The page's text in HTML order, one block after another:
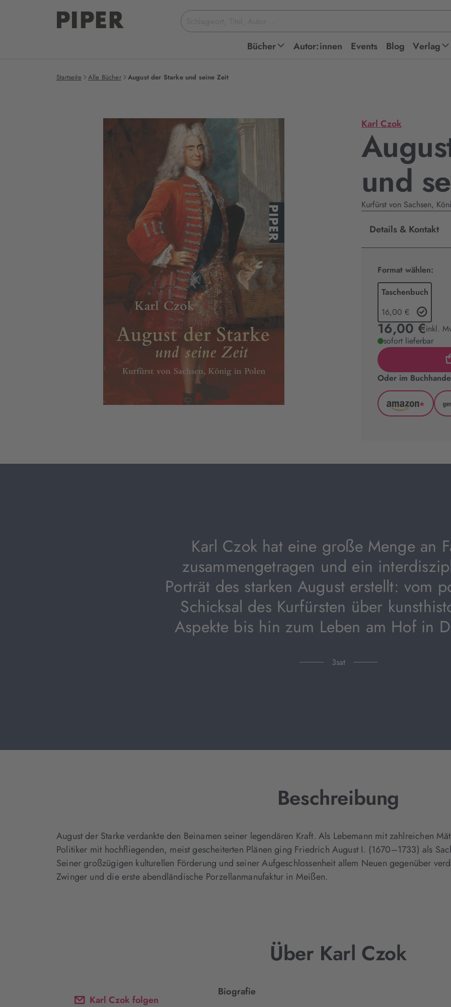
Suchbegriff
eingeben
Bücher Autor:innen Events Blog Verlag
Startseite Alle Bücher August der Starke und seine Zeit
Karl Czok
und
Kurfürst von Sachsen,
Details & Kontakt
Format wählen:
Taschenbuch
16,00 €
16,00 €inkl.
sofort lieferbar
Oder im
Amazon
geöffnet)
*
Karl Czok hat eine große Menge an
zusammengetragen und ein
Porträt des starken August erstellt: vom
Schicksal des Kurfürsten über
Aspekte bis hin zum Leben am Hof in
3sat
Beschreibung
August der Starke verdankte den Beinamen seiner legendären Kraft. Als Lebemann mit zahlreichen
Politiker mit hochfliegenden, meist gescheiterten Plänen ging Friedrich August I. (1670–1733) als
Seiner großzügigen kulturellen Förderung und seiner Aufgeschlossenheit allem Neuen gegenüber
Zwinger und die erste abendländische Porzellanmanufaktur in Meißen.
Über Karl Czok
Karl Czok folgen
Biografie